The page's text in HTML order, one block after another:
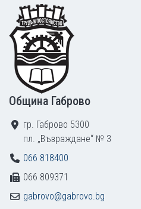
Footer
Община Габрово
гр. Габрово 5300
пл. „Възраждане“ № 3
066 818400
066 809371
gabrovo@gabrovo.bg